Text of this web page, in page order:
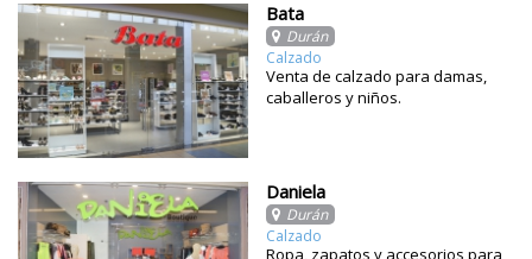
Bata
Durán
Calzado
Venta de calzado para damas,
caballeros y niños.
Daniela
Durán
Calzado
Ropa, zapatos y accesorios para